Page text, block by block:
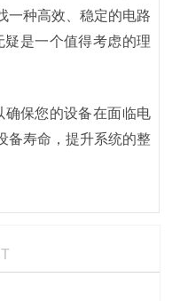
一种高效、稳定的电路
疑是一个值得考虑的理
确保您的设备在面临电
备寿命，提升系统的整